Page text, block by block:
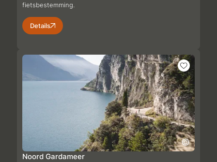
fietsbestemming.
Details
Noord Gardameer